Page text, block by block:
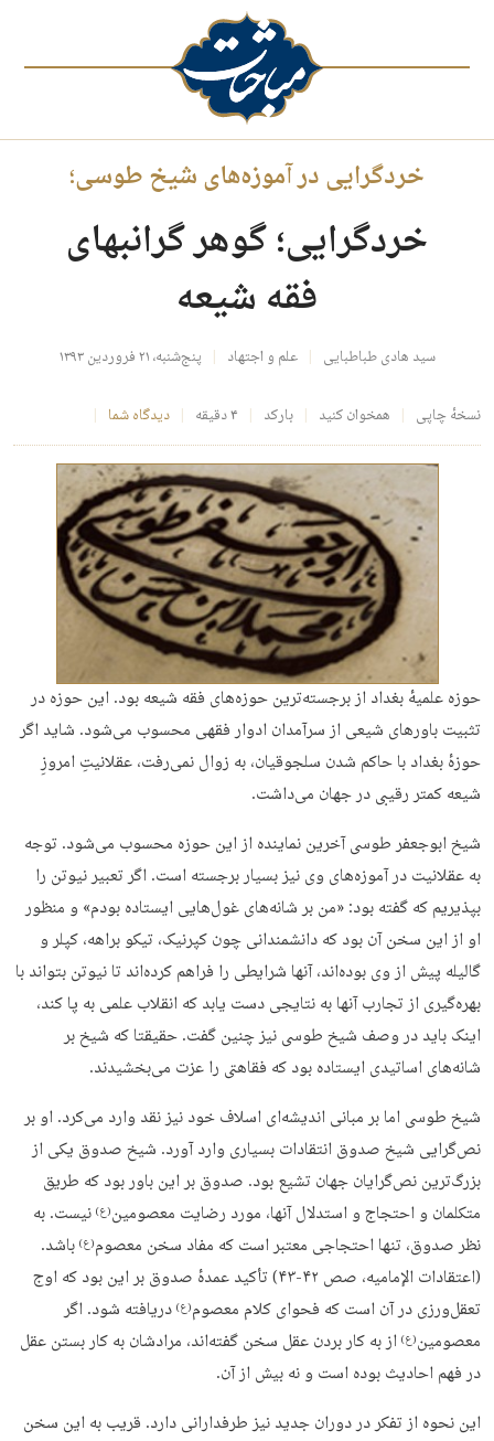
خردگرایی در آموزه‌های شیخ طوسی؛
خردگرایی؛ گوهر گرانبهای
فقه شیعه
سید هادی طباطبایی علم و اجتهاد پنج‌شنبه، ۲۱ فروردین ۱۳۹۳
نسخهٔ چاپی همخوان کنید بارکد ۴ دقیقه دیدگاه شما
حوزه علمیهٔ بغداد از برجسته‌ترین حوزه‌های فقه شیعه بود. این حوزه در
تثبیت باورهای شیعی از سرآمدان ادوار فقهی محسوب می‌شود. شاید اگر
حوزهٔ بغداد با حاکم شدن سلجوقیان، به زوال نمی‌رفت، عقلانیتِ امروزِ
شیعه کمتر رقیبی در جهان می‌داشت.
شیخ ابوجعفر طوسی آخرین نماینده از این حوزه محسوب می‌شود. توجه
به عقلانیت در آموزه‌های وی نیز بسیار برجسته است. اگر تعبیر نیوتن را
بپذیریم که گفته بود: «من بر شانه‌های غول‌هایی ایستاده بودم» و منظور
او از این سخن آن بود که دانشمندانی چون کپرنیک، تیکو براهه، کپلر و
گالیله پیش از وی بوده‌اند، آنها شرایطی را فراهم کرده‌اند تا نیوتن بتواند با
بهره‌گیری از تجارب آنها به نتایجی دست یابد که انقلاب علمی به پا کند،
اینک باید در وصف شیخ طوسی نیز چنین گفت. حقیقتا که شیخ بر
شانه‌های اساتیدی ایستاده بود که فقاهتی را عزت می‌بخشیدند.
شیخ طوسی اما بر مبانی اندیشه‌ای اسلاف خود نیز نقد وارد می‌کرد. او بر
نص‌گرایی شیخ صدوق انتقادات بسیاری وارد آورد. شیخ صدوق یکی از
بزرگ‌ترین نص‌گرایان جهان تشیع بود. صدوق بر این باور بود که طریق
متکلمان و احتجاج و استدلال آنها، مورد رضایت معصومین(ع) نیست. به
نظر صدوق، تنها احتجاجی معتبر است که مفاد سخن معصوم(ع) باشد.
(اعتقادات الإمامیه، صص ۴۲-۴۳) تأکید عمدهٔ صدوق بر این بود که اوج
تعقل‌ورزی در آن است که فحوای کلام معصوم(ع) دریافته شود. اگر
معصومین(ع) از به کار بردن عقل سخن گفته‌اند، مرادشان به کار بستن عقل
در فهم احادیث بوده است و نه بیش از آن.
این نحوه از تفکر در دوران جدید نیز طرفدارانی دارد. قریب به این سخن